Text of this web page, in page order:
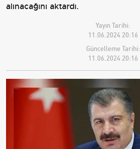
alınacağını aktardı.
Yayın Tarihi:
11.06.2024 20:16
Güncelleme Tarihi:
11.06.2024 20:16